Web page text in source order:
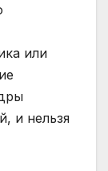
или
и нельзя